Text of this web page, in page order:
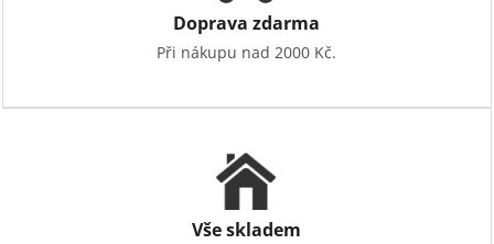
Doprava zdarma
Při nákupu nad 2000 Kč.
Vše skladem